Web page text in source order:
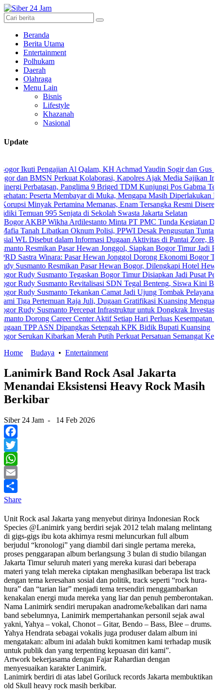
Beranda
Berita Utama
Entertainment
Polhukam
Daerah
Olahraga
Menu Lain
Bisnis
Lifestyle
Khazanah
Nasional
Update
Pengajian Al Qalam, KH Achmad Yaudin Sogir dan Gus Sholeh
Perkuat Kolaborasi, Kapolres Ajak Media Sajikan Informasi
Panglima 9 Briged TDM Kunjungi Pos Gabma Temajuk
Membayar di Muka, Mengapa Masih Diperlakukan Berbeda?
Pertamina Memanas, Enam Tersangka Resmi Diseret ke Meja
995 Senjata di Sekolah Swasta Jakarta Selatan
Wikha Ardilestanto Minta PT PMC Tunda Kegiatan Demi
Libatkan Oknum Polisi, PPWI Desak Pengusutan Tuntas Kasus
dalam Informasi Dugaan Aktivitas di Pantai Zore, Bea Cukai
Pasar Hewan Jonggol, Siapkan Bogor Timur Jadi Pusat
Winara: Pasar Hewan Jonggol Dorong Ekonomi Bogor Timur
Resmikan Pasar Hewan Bogor, Dilengkapi Hotel Hewan dan
Susmanto Tegaskan Bogor Timur Disiapkan Jadi Pusat
Susmanto Revitalisasi SDN Tegal Benteng, Siswa Kini Belajar
Susmanto Tekankan Camat Jadi Ujung Tombak Pelayanan
Raja Juli, Dugaan Gratifikasi Kuansing Menguat
Susmanto Percepat Infrastruktur untuk Dongkrak Investasi
Career Center Aktif Setiap Hari Perluas Kesempatan Kerja
ASN Dipangkas Setengah KPK Bidik Bupati Kuansing
Kibarkan Merah Putih Perkuat Persatuan Semangat
Home
Budaya • Entertainment
Lanimirk Band Rock Asal Jakarta
Menandai Eksistensi Heavy Rock Masih
Berkibar
Siber 24 Jam - 14 Feb 2026
Facebook
Twitter
WhatsApp
Email
Share
Unit Rock asal Jakarta yang menyebut dirinya Indonesian Rock
Species @Lanimirk yang berdiri sejak 2012 telah malang melintang
di gigs-gigs ibu kota akhirnya resmi meluncurkan full album
berjudul “kronologi” yang diambil dari single pertama mereka,
proses penggarapan album berlangsung 3 bulan di studio bilangan
Jakarta Timur seluruh materi yang mereka kurasi dari beberapa
materi yang telah mereka ciptakan menghasilkan beberapa list track
dengan tema keresahan sosial dan politik, track seperti “rock hura-
hura” dan “tarian liar” menjadi tema tersendiri menggambarkan
kenakalan energi muda mereka yang liar dan penuh pemberontakan.
Nama Lanimirk sendiri merupakan anadrome/kebalikan dari nama
band sebelumnya, Lanimirk mempertahankan personil sejak awal
yakni, Yahya – vokal, Chonot – Gitar, Bendo – Bass, Blee – drums.
Yahya Hendrata sebagai vokalis juga produser dalam album ini
mengatakan: album ini adalah bukti komitmen kami terhadap musik
untuk publik dan yang terpenting kepuasan diri kami”.
Artwork bekerjasama dengan Fajar Rahardian dengan
menyesuaikan karakter Lanimirk.
Lanimirk berdiri di atas label Goriluck records Jakarta membuktikan
old Skull heavy rock masih berkibar.